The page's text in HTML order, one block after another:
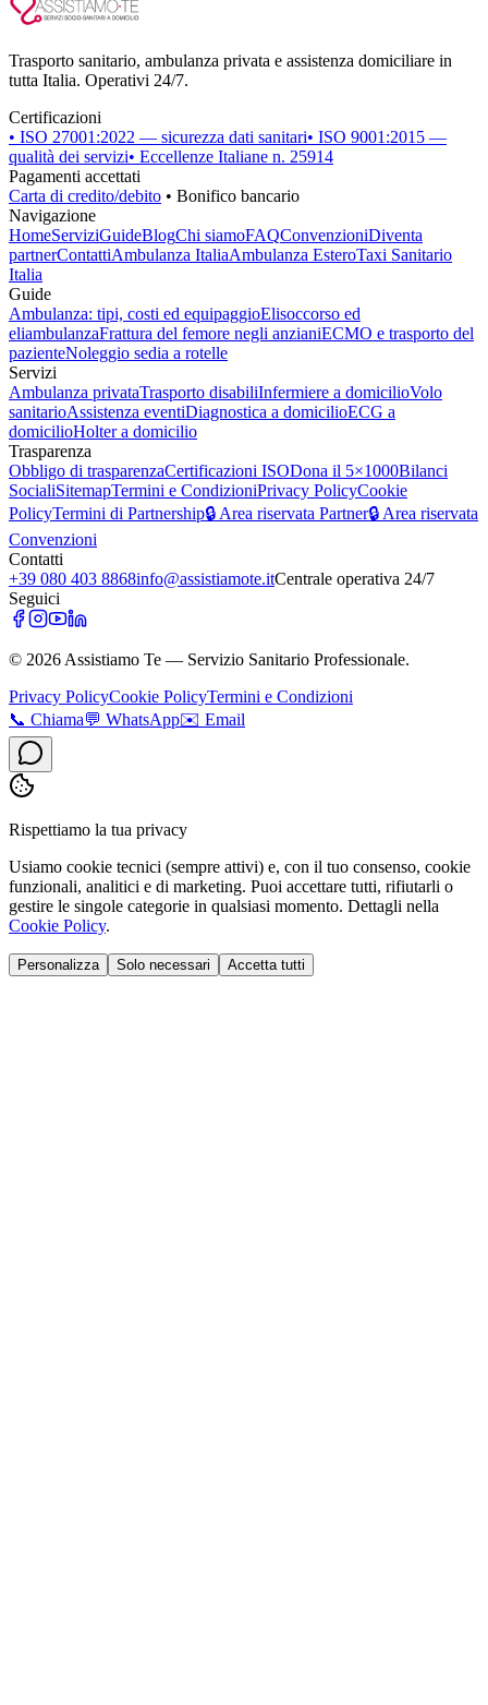
Trasporto sanitario, ambulanza privata e assistenza domiciliare in
tutta Italia. Operativi 24/7.
Certificazioni
• ISO 27001:2022 — sicurezza dati sanitari• ISO 9001:2015 —
qualità dei servizi• Eccellenze Italiane n. 25914
Pagamenti accettati
Carta di credito/debito • Bonifico bancario
Navigazione
HomeServiziGuideBlogChi siamoFAQConvenzioniDiventa
partnerContattiAmbulanza ItaliaAmbulanza EsteroTaxi Sanitario
Italia
Guide
Ambulanza: tipi, costi ed equipaggioElisoccorso ed
eliambulanzaFrattura del femore negli anzianiECMO e trasporto del
pazienteNoleggio sedia a rotelle
Servizi
Ambulanza privataTrasporto disabiliInfermiere a domicilioVolo
sanitarioAssistenza eventiDiagnostica a domicilioECG a
domicilioHolter a domicilio
Trasparenza
Obbligo di trasparenzaCertificazioni ISODona il 5×1000Bilanci
SocialiSitemapTermini e CondizioniPrivacy PolicyCookie
PolicyTermini di Partnership🔒 Area riservata Partner🔒 Area riservata
Convenzioni
Contatti
+39 080 403 8868info@assistiamote.itCentrale operativa 24/7
Seguici
© 2026 Assistiamo Te — Servizio Sanitario Professionale.
Privacy PolicyCookie PolicyTermini e Condizioni
📞 Chiama💬 WhatsApp✉️ Email
Rispettiamo la tua privacy
Usiamo cookie tecnici (sempre attivi) e, con il tuo consenso, cookie
funzionali, analitici e di marketing. Puoi accettare tutti, rifiutarli o
gestire le singole categorie in qualsiasi momento. Dettagli nella
Cookie Policy.
Personalizza Solo necessari Accetta tutti